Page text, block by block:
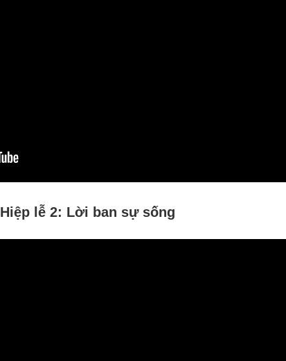
Hiệp lễ 2: Lời ban sự sống